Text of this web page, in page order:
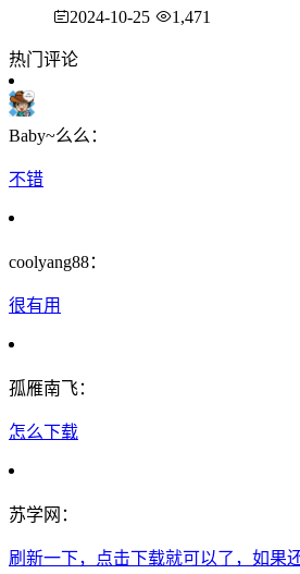
2024-10-25 1,471
热门评论
Baby~么么：
不错
coolyang88：
很有用
孤雁南飞：
怎么下载
苏学网：
刷新一下，点击下载就可以了，如果